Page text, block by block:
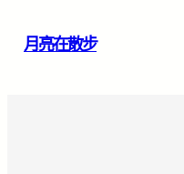
月亮在散步